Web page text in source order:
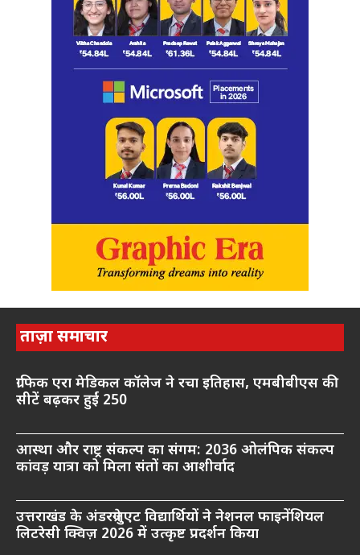
ताज़ा समाचार
ग्राफिक एरा मेडिकल कॉलेज ने रचा इतिहास, एमबीबीएस की
सीटें बढ़कर हुईं 250
आस्था और राष्ट्र संकल्प का संगम: 2036 ओलंपिक संकल्प
कांवड़ यात्रा को मिला संतों का आशीर्वाद
उत्तराखंड के अंडरग्रेजुएट विद्यार्थियों ने नेशनल फाइनेंशियल
लिटरेसी क्विज़ 2026 में उत्कृष्ट प्रदर्शन किया